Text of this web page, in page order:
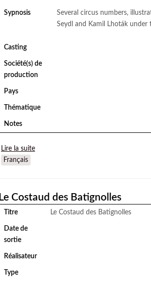
Sypnosis
Several circus numbers,
Seydl and Kamil Lhoták under
Casting
Société(s) de
production
Pays
Thématique
Notes
Lire la suite
Français
Le Costaud des Batignolles
Titre Le Costaud des Batignolles
Date de
sortie
Réalisateur
Type